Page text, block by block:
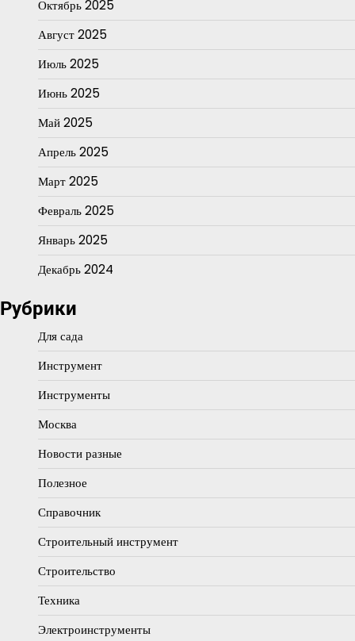
Октябрь 2025
Август 2025
Июль 2025
Июнь 2025
Май 2025
Апрель 2025
Март 2025
Февраль 2025
Январь 2025
Декабрь 2024
Рубрики
Для сада
Инструмент
Инструменты
Москва
Новости разные
Полезное
Справочник
Строительный инструмент
Строительство
Техника
Электроинструменты